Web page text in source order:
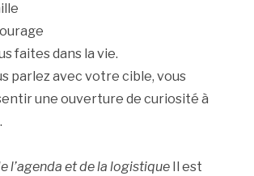
faites dans la vie.
parlez avec votre cible, vous
une ouverture de curiosité à
l’agenda et de la logistique Il est